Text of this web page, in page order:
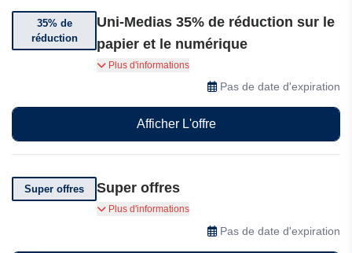
35% de
réduction
Uni-Medias 35% de réduction sur le
papier et le numérique
Abonnez-vous et obtenez 35% de réduction sur
le papier et le numérique d'Uni-Medias.
Plus d'informations
Pas de date d'expiration
Afficher L'offre
Super offres Super offres
Super Offres sur la Uni-Medias
Plus d'informations
Pas de date d'expiration